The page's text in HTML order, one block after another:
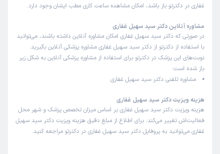
غفاری در دکترتو باز باشد، امکان مشاهده ساعت کاری مطب ایشان وجود دارد.
مشاوره آنلاین دکتر سید سهیل غفاری
در صورتی که دکتر سید سهیل غفاری امکان مشاوره آنلاین داشته باشند، می‌توانید
با استفاده از دکترتو از دکتر سید سهیل غفاری مشاوره پزشکی آنلاین بگیرید.
نوبت‌های این پزشک در دکترتو برای استفاده از مشاوره پزشکی آنلاین به شکل زیر
باز شده است:
مشاوره تلفنی دکتر سید سهیل غفاری
هزینه ویزیت دکتر سید سهیل غفاری
هزینه ویزیت دکتر سید سهیل غفاری بر اساس میزان تخصص پزشک و شهر محل
فعالیت‌اش تغییر می‌کند. برای اطلاع از مبلغ دقیق هزینه ویزیت دکتر سید سهیل
غفاری می‌توانید به پروفایل دکتر سید سهیل غفاری در دکترتو مراجعه کنید.